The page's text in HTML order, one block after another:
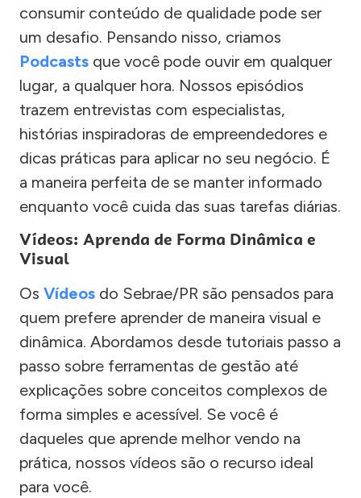
consumir conteúdo de qualidade pode ser
um desafio. Pensando nisso, criamos
Podcasts que você pode ouvir em qualquer
lugar, a qualquer hora. Nossos episódios
trazem entrevistas com especialistas,
histórias inspiradoras de empreendedores e
dicas práticas para aplicar no seu negócio. É
a maneira perfeita de se manter informado
enquanto você cuida das suas tarefas diárias.
Vídeos: Aprenda de Forma Dinâmica e
Visual
Os Vídeos do Sebrae/PR são pensados para
quem prefere aprender de maneira visual e
dinâmica. Abordamos desde tutoriais passo a
passo sobre ferramentas de gestão até
explicações sobre conceitos complexos de
forma simples e acessível. Se você é
daqueles que aprende melhor vendo na
prática, nossos vídeos são o recurso ideal
para você.